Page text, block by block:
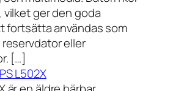
ger den goda
fortsätta användas som
eller
[…]
L502X